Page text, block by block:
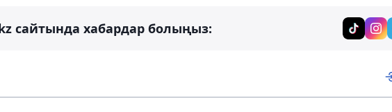
сайтында хабардар болыңыз: